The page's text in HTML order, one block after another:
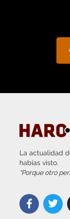
La actualidad
habías visto.
“Porque otro